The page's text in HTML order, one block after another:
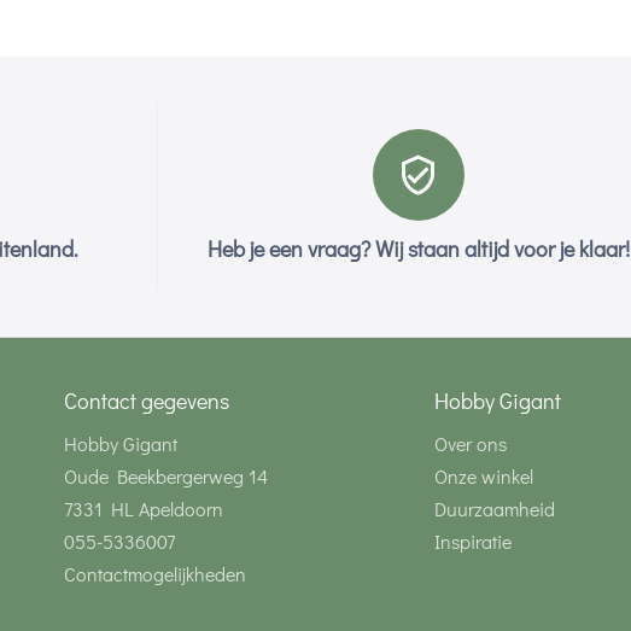
Heb je een vraag? Wij staan altijd voor je klaar!
Contact gegevens
Hobby Gigant
Oude Beekbergerweg 14
7331 HL Apeldoorn
055-5336007
Contactmogelijkheden
Hobby Gigant
Over ons
Onze winkel
Duurzaamheid
Inspiratie